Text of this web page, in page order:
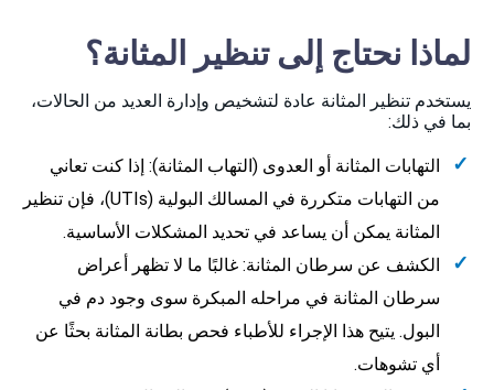
لماذا نحتاج إلى تنظير المثانة؟
يستخدم تنظير المثانة عادة لتشخيص وإدارة العديد من الحالات،
بما في ذلك:
التهابات المثانة أو العدوى (التهاب المثانة): إذا كنت تعاني
من التهابات متكررة في المسالك البولية (UTIs)، فإن تنظير
المثانة يمكن أن يساعد في تحديد المشكلات الأساسية.
الكشف عن سرطان المثانة: غالبًا ما لا تظهر أعراض
سرطان المثانة في مراحله المبكرة سوى وجود دم في
البول. يتيح هذا الإجراء للأطباء فحص بطانة المثانة بحثًا عن
أي تشوهات.